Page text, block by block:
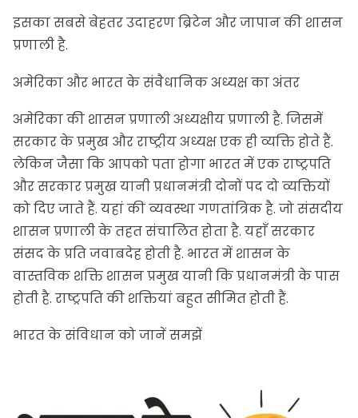
इसका सबसे बेहतर उदाहरण ब्रिटेन और जापान की शासन
प्रणाली है.
अमेरिका और भारत के संवैधानिक अध्यक्ष का अंतर
अमेरिका की शासन प्रणाली अध्यक्षीय प्रणाली है. जिसमें
सरकार के प्रमुख और राष्ट्रीय अध्यक्ष एक ही व्यक्ति होते हैं.
लेकिन जैसा कि आपको पता होगा भारत में एक राष्ट्रपति
और सरकार प्रमुख यानी प्रधानमंत्री दोनों पद दो व्यक्तियों
को दिए जाते हैं. यहां की व्यवस्था गणतांत्रिक है. जो संसदीय
शासन प्रणाली के तहत संचालित होता है. यहाँ सरकार
संसद के प्रति जवाबदेह होती है. भारत में शासन के
वास्तविक शक्ति शासन प्रमुख यानी कि प्रधानमंत्री के पास
होती है. राष्ट्रपति की शक्तियां बहुत सीमित होती हैं.
भारत के संविधान को जानें समझें